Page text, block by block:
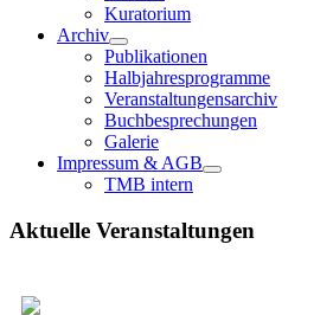
Kuratorium
Archiv
Publikationen
Halbjahresprogramme
Veranstaltungensarchiv
Buchbesprechungen
Galerie
Impressum & AGB
TMB intern
Aktuelle Veranstaltungen